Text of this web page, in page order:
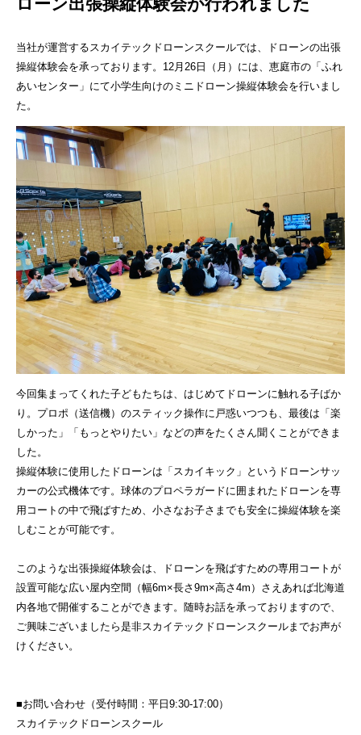
当社が運営するスカイテックドローンスクールでは、ドローンの出張
操縦体験会を承っております。12月26日（月）には、恵庭市の「ふれ
あいセンター」にて小学生向けのミニドローン操縦体験会を行いまし
た。
今回集まってくれた子どもたちは、はじめてドローンに触れる子ばか
り。プロポ（送信機）のスティック操作に戸惑いつつも、最後は「楽
しかった」「もっとやりたい」などの声をたくさん聞くことができま
した。
操縦体験に使用したドローンは「スカイキック」というドローンサッ
カーの公式機体です。球体のプロペラガードに囲まれたドローンを専
用コートの中で飛ばすため、小さなお子さまでも安全に操縦体験を楽
しむことが可能です。
このような出張操縦体験会は、ドローンを飛ばすための専用コートが
設置可能な広い屋内空間（幅6m×長さ9m×高さ4m）さえあれば北海道
内各地で開催することができます。随時お話を承っておりますので、
ご興味ございましたら是非スカイテックドローンスクールまでお声が
けください。
■お問い合わせ（受付時間：平日9:30-17:00）
スカイテックドローンスクール